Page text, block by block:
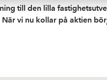
till den lilla
vi nu kollar på aktien